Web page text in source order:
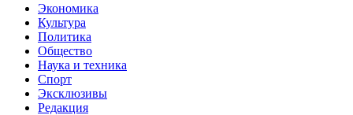
Экономика
Культура
Политика
Общество
Наука и техника
Спорт
Эксклюзивы
Редакция